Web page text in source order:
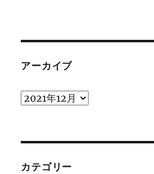
アーカイブ
ア
ブ
カテゴリー